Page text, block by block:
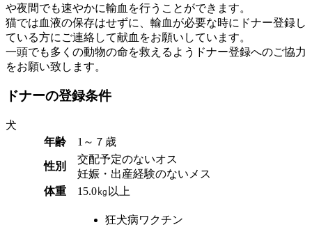
や夜間でも速やかに輸血を行うことができます。
猫では血液の保存はせずに、輸血が必要な時にドナー登録し
ている方にご連絡して献血をお願いしています。
一頭でも多くの動物の命を救えるようドナー登録へのご協力
をお願い致します。
ドナーの登録条件
犬
年齢
1～７歳
性別
交配予定のないオス
妊娠・出産経験のないメス
体重
15.0㎏以上
狂犬病ワクチン